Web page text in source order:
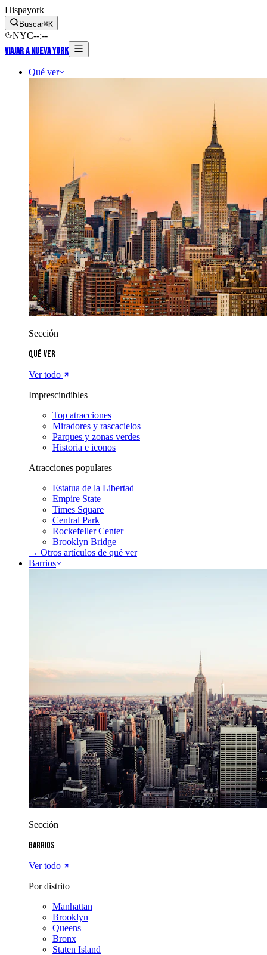
Hispayork
Buscar⌘K
NYC--:--
Viajar a Nueva York
Qué ver
Sección
Qué ver
Ver todo
Imprescindibles
Top atracciones
Miradores y rascacielos
Parques y zonas verdes
Historia e iconos
Atracciones populares
Estatua de la Libertad
Empire State
Times Square
Central Park
Rockefeller Center
Brooklyn Bridge
→ Otros artículos de qué ver
Barrios
Sección
Barrios
Ver todo
Por distrito
Manhattan
Brooklyn
Queens
Bronx
Staten Island